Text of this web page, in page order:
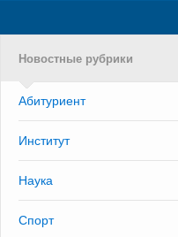
Новостные рубрики
Абитуриент
Институт
Наука
Спорт